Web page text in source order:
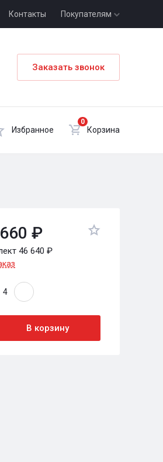
Контакты Покупателям
Заказать звонок
Избранное
0
Корзина
₽
46 640 ₽
В корзину